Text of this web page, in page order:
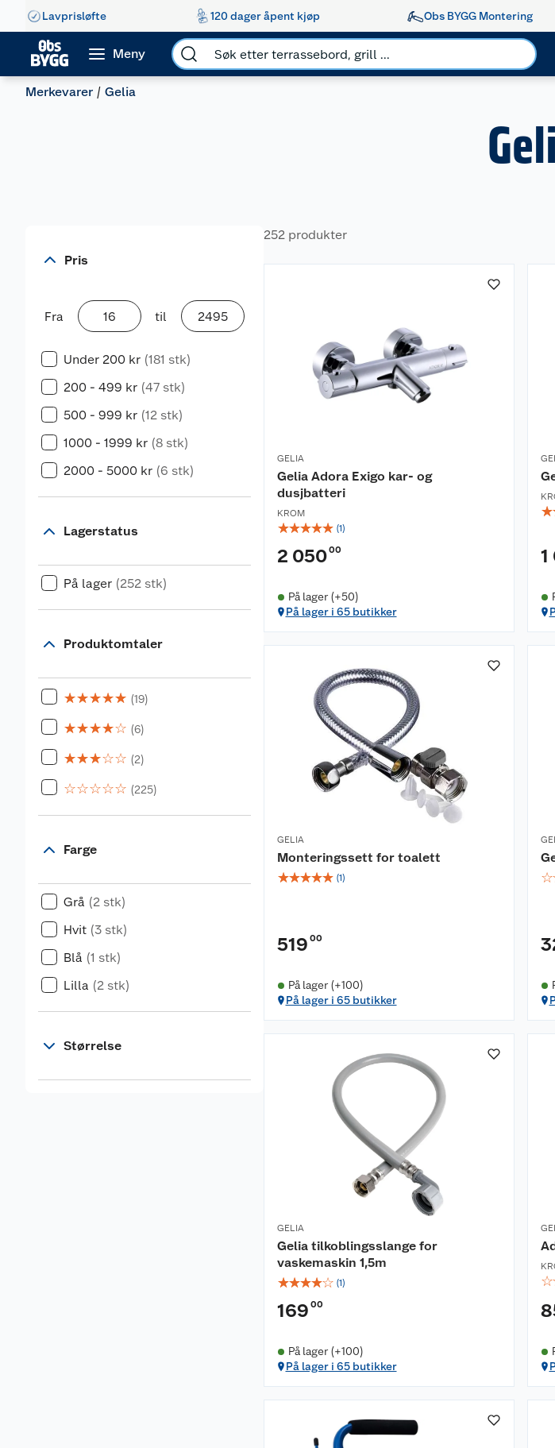
Lavprisløfte 120 dager åpent kjøp Obs BYGG Montering
Meny
Merkevarer Gelia
Pris
Fra til
Under 200 kr (181 stk)
200 - 499 kr (47 stk)
500 - 999 kr (12 stk)
1000 - 1999 kr (8 stk)
2000 - 5000 kr (6 stk)
Lagerstatus
På lager (252 stk)
Produktomtaler
☆☆☆☆☆ (19)
☆☆☆☆☆ (6)
☆☆☆☆☆ (2)
☆☆☆☆☆ (225)
Farge
Grå (2 stk)
Hvit (3 stk)
Blå (1 stk)
Lilla (2 stk)
Størrelse
252 produkter
GELIA
Gelia Adora Exigo kar- og
dusjbatteri
KROM
☆☆☆☆☆ (1)
2 05000
På lager (+50)
På lager i 65 butikker
☆
GELIA
Monteringssett for toalett
☆☆☆☆☆ (1)
519 00
På lager (+100)
På lager i 65 butikker
☆
GELIA
Gelia tilkoblingsslange for
vaskemaskin 1,5m
☆☆☆☆☆ (1)
169 00
På lager (+100)
På lager i 65 butikker
☆